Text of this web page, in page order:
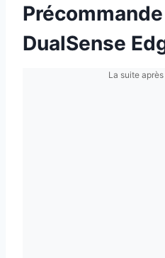
DualSense
La suite